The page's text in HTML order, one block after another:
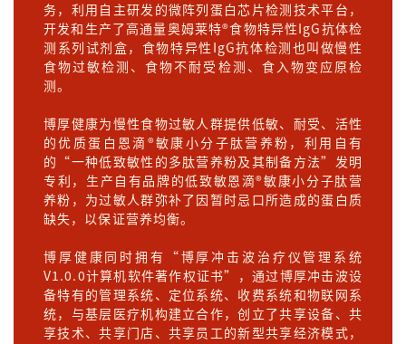
务，利用自主研发的微阵列蛋白芯片检测技术平台，
开发和生产了高通量奥姆莱特®食物特异性IgG抗体检
测系列试剂盒，食物特异性IgG抗体检测也叫做慢性
食物过敏检测、食物不耐受检测、食入物变应原检
测。
博厚健康为慢性食物过敏人群提供低敏、耐受、活性
的优质蛋白恩滴®敏康小分子肽营养粉，利用自有
的“一种低致敏性的多肽营养粉及其制备方法”发明
专利，生产自有品牌的低致敏恩滴®敏康小分子肽营
养粉，为过敏人群弥补了因暂时忌口所造成的蛋白质
缺失，以保证营养均衡。
博厚健康同时拥有“博厚冲击波治疗仪管理系统
V1.0.0计算机软件著作权证书”，通过博厚冲击波设
备特有的管理系统、定位系统、收费系统和物联网系
统，与基层医疗机构建立合作，创立了共享设备、共
享技术、共享门店、共享员工的新型共享经济模式，